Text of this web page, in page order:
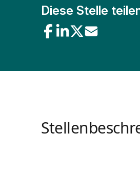
Diese Stelle